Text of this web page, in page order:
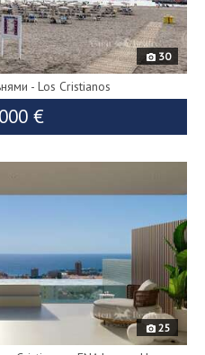
30
- Los Cristianos
€
25